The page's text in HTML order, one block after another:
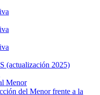
(actualización 2025)
Menor
del Menor frente a la